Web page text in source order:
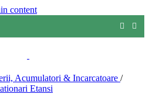
content
Acumulatori & Incarcatoare /
Etansi